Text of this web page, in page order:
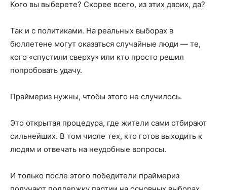
Кого вы выберете? Скорее всего, из этих двоих, да?
Так и с политиками. На реальных выборах в
бюллетене могут оказаться случайные люди — те,
кого «спустили сверху» или кто просто решил
попробовать удачу.
Праймериз нужны, чтобы этого не случилось.
Это открытая процедура, где жители сами отбирают
сильнейших. В том числе тех, кто готов выходить к
людям и отвечать на неудобные вопросы.
И только после этого победители праймериз